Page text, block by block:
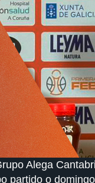
Alega
partido o